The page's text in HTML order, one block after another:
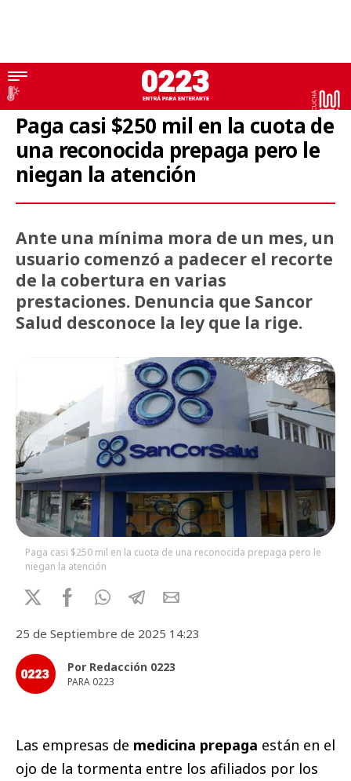
Medicina Prepaga
Paga casi $250 mil en la cuota de
una reconocida prepaga pero le
niegan la atención
Ante una mínima mora de un mes, un
usuario comenzó a padecer el recorte
de la cobertura en varias
prestaciones. Denuncia que Sancor
Salud desconoce la ley que la rige.
Paga casi $250 mil en la cuota de una reconocida prepaga pero le
niegan la atención
25 de Septiembre de 2025 14:23
Por Redacción 0223
PARA 0223
Las empresas de medicina prepaga están en el
ojo de la tormenta entre los afiliados por los